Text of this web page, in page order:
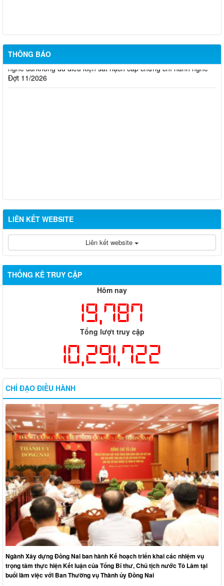
THÔNG BÁO
Thông báo kết quả đánh giá hồ sơ đề nghị cấp chứng chỉ hành
nghề đủ/không đủ điều kiện sát hạch cấp chứng chỉ hành nghề
Đợt 11/2026
LIÊN KẾT WEBSITE
Liên kết website
THỐNG KÊ TRUY CẬP
Hôm nay
19,787
Tổng lượt truy cập
10,291,722
CHỈ ĐẠO ĐIỀU HÀNH
Ngành Xây dựng Đồng Nai ban hành Kế hoạch triển khai các nhiệm vụ
trọng tâm thực hiện Kết luận của Tổng Bí thư, Chủ tịch nước Tô Lâm tại
buổi làm việc với Ban Thường vụ Thành ủy Đồng Nai